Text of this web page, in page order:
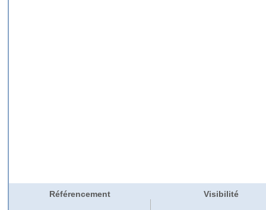
Référencement Visibilité